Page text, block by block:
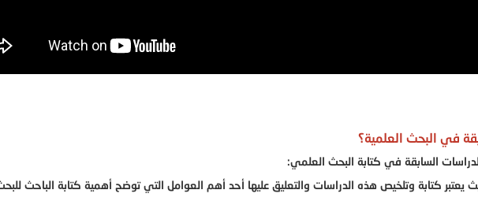
في البحث العلمية؟
السابقة في كتابة البحث العلمي:
يعتبر كتابة وتلخيص هذه الدراسات والتعليق عليها أحد أهم العوامل التي توضح أهمية كتابة الباحث